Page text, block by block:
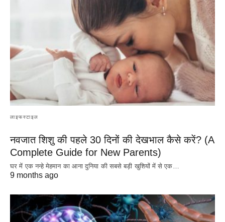
लाइफस्टाइल
नवजात शिशु की पहले 30 दिनों की देखभाल कैसे करें? (A
Complete Guide for New Parents)
घर में एक नन्हे मेहमान का आना दुनिया की सबसे बड़ी खुशियों में से एक…
9 months ago